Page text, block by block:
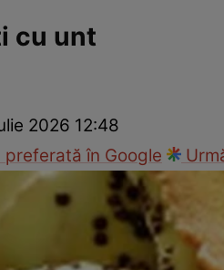
cu unt
2026 12:48
în Google